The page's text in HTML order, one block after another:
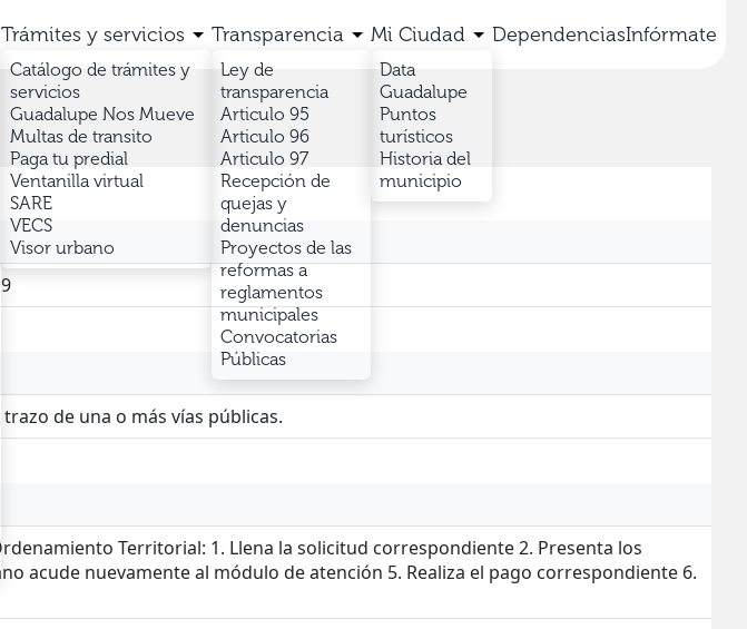
Trámites y servicios
Catálogo de trámites y
servicios
Guadalupe Nos Mueve
Multas de transito
Paga tu predial
Ventanilla virtual
SARE
VECS
Visor urbano
Transparencia
Ley de
transparencia
Articulo 95
Articulo 96
Articulo 97
Recepción de
quejas y
denuncias
Proyectos de las
reformas a
reglamentos
municipales
Convocatorias
Públicas
Mi Ciudad
Data
Guadalupe
Puntos
turísticos
Historia del
municipio
DependenciasInfórmate